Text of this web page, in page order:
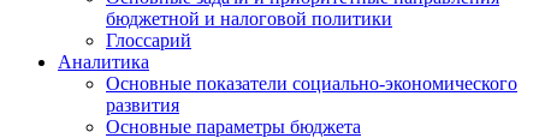
бюджетной и налоговой политики
Глоссарий
Аналитика
Основные показатели социально-экономического
развития
Основные параметры бюджета